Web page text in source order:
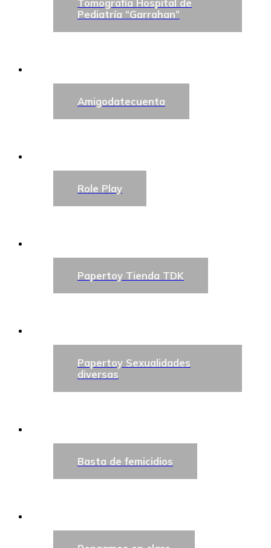
Tomografía Hospital de
Pediatría “Garrahan”
Amigodatecuenta
Role Play
Papertoy Tienda TDK
Papertoy Sexualidades
diversas
Basta de femicidios